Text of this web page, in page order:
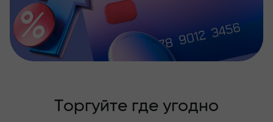
Торгуйте где угодно